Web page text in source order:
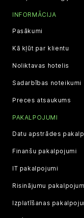
INFORMĀCIJA
Pasākumi
Kā kļūt par klientu
Noliktavas hotelis
Sadarbības noteikumi
Preces atsaukums
PAKALPOJUMI
Datu apstrādes
Finanšu pakalpojumi
IT pakalpojumi
Risinājumu
Izplatīšanas